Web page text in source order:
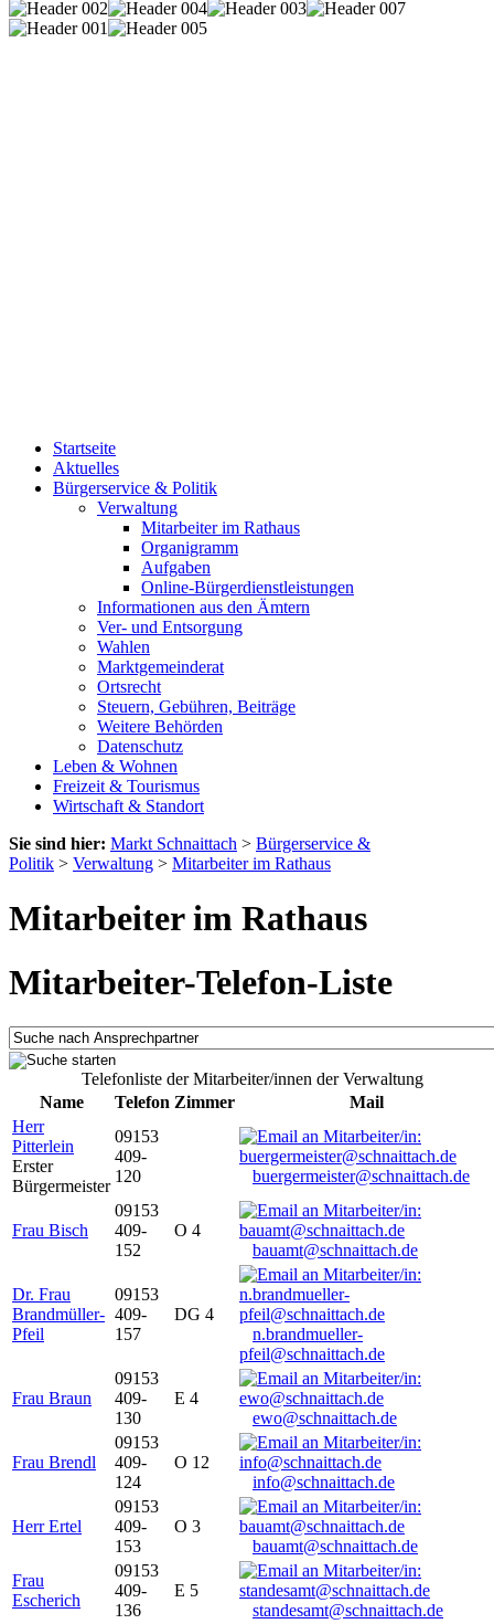
Startseite
Aktuelles
Bürgerservice & Politik
Verwaltung
Mitarbeiter im Rathaus
Organigramm
Aufgaben
Online-Bürgerdienstleistungen
Informationen aus den Ämtern
Ver- und Entsorgung
Wahlen
Marktgemeinderat
Ortsrecht
Steuern, Gebühren, Beiträge
Weitere Behörden
Datenschutz
Leben & Wohnen
Freizeit & Tourismus
Wirtschaft & Standort
Sie sind hier: Markt Schnaittach > Bürgerservice &
Politik > Verwaltung > Mitarbeiter im Rathaus
Mitarbeiter im Rathaus
Mitarbeiter-Telefon-Liste
Telefonliste der Mitarbeiter/innen der Verwaltung
Name
Telefon Zimmer
Mail
Herr
Pitterlein
Erster
Bürgermeister
09153
409-
120
buergermeister@schnaittach.de
Frau Bisch
09153
409-
152
O 4
bauamt@schnaittach.de
Dr. Frau
Brandmüller-
Pfeil
09153
409-
157
DG 4
n.brandmueller-
pfeil@schnaittach.de
Frau Braun
09153
409-
130
E 4
ewo@schnaittach.de
Frau Brendl
09153
409-
124
O 12
info@schnaittach.de
Herr Ertel
09153
409-
153
O 3
bauamt@schnaittach.de
Frau
Escherich
09153
409-
136
E 5
standesamt@schnaittach.de